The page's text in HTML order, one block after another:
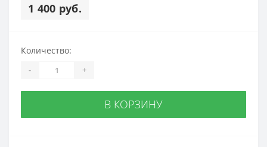
1 400 руб.
Количество:
- +
В КОРЗИНУ